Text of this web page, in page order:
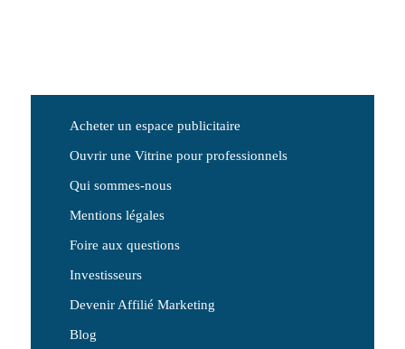
Acheter un espace publicitaire
Ouvrir une Vitrine pour professionnels
Qui sommes-nous
Mentions légales
Foire aux questions
Investisseurs
Devenir Affilié Marketing
Blog